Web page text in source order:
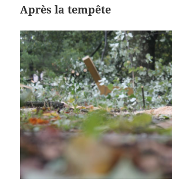
Après la tempête